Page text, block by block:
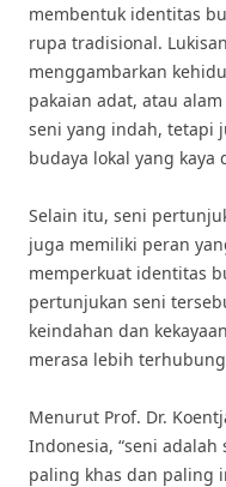
membentuk identitas
rupa tradisional.
menggambarkan
pakaian adat, atau
seni yang indah, tetapi
budaya lokal yang kaya
Selain itu, seni
juga memiliki peran
memperkuat identitas
pertunjukan seni
keindahan dan
merasa lebih
Menurut Prof. Dr.
Indonesia, “seni
paling khas dan paling